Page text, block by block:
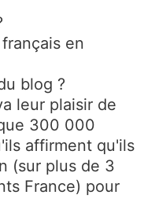
en
blog ?
leur plaisir de
300 000
affirment qu'ils
(sur plus de 3
France) pour